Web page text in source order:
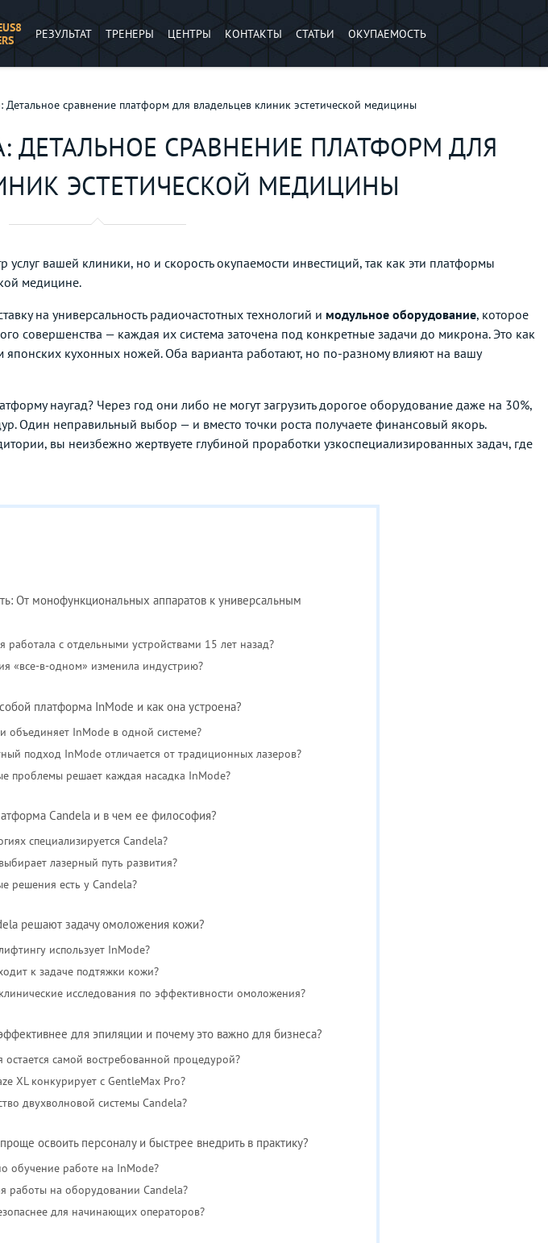
РЕЗУЛЬТАТ ТРЕНЕРЫ ЦЕНТРЫ КОНТАКТЫ СТАТЬИ ОКУПАЕМОСТЬ
Детальное сравнение платформ для владельцев клиник эстетической медицины
ДЕТАЛЬНОЕ СРАВНЕНИЕ ПЛАТФОРМ ДЛЯ
ЭСТЕТИЧЕСКОЙ МЕДИЦИНЫ
вашей клиники, но и скорость окупаемости инвестиций, так как эти платформы
медицине.
на универсальность радиочастотных технологий и модульное оборудование, которое
совершенства — каждая их система заточена под конкретные задачи до микрона. Это как
кухонных ножей. Оба варианта работают, но по-разному влияют на вашу
наугад? Через год они либо не могут загрузить дорогое оборудование даже на 30%,
Один неправильный выбор — и вместо точки роста получаете финансовый якорь.
вы неизбежно жертвуете глубиной проработки узкоспециализированных задач, где
От монофункциональных аппаратов к универсальным
работала с отдельными устройствами 15 лет назад?
«все-в-одном» изменила индустрию?
платформа InMode и как она устроена?
объединяет InMode в одной системе?
подход InMode отличается от традиционных лазеров?
проблемы решает каждая насадка InMode?
Candela и в чем ее философия?
специализируется Candela?
лазерный путь развития?
решения есть у Candela?
решают задачу омоложения кожи?
использует InMode?
к задаче подтяжки кожи?
исследования по эффективности омоложения?
для эпиляции и почему это важно для бизнеса?
остается самой востребованной процедурой?
XL конкурирует с GentleMax Pro?
двухволновой системы Candela?
освоить персоналу и быстрее внедрить в практику?
обучение работе на InMode?
работы на оборудовании Candela?
для начинающих операторов?